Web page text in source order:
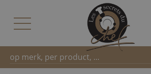
Snel